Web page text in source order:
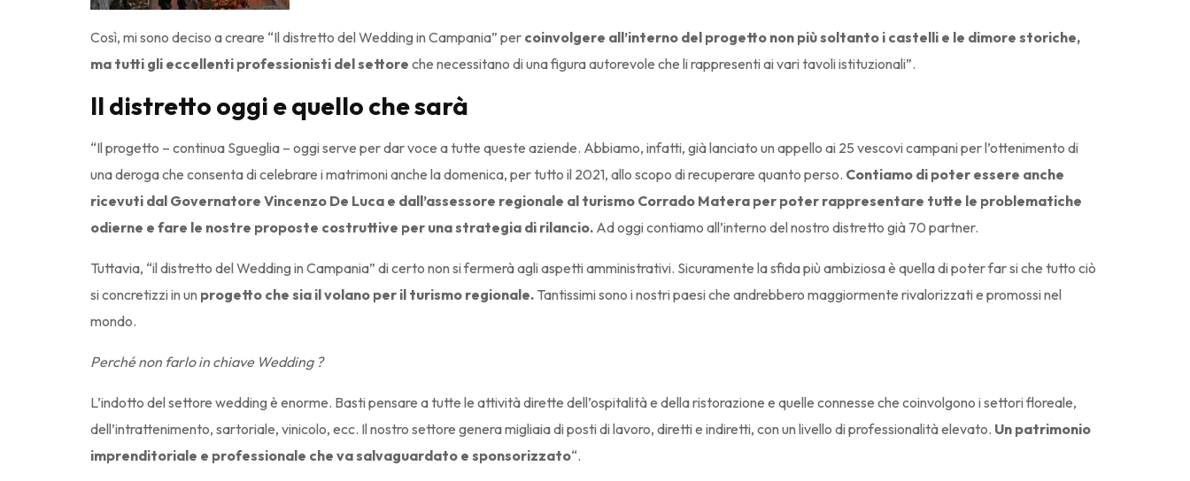
Così, mi sono deciso a creare “Il distretto del Wedding in Campania” per coinvolgere all’interno del progetto non più soltanto i castelli e le dimore storiche,
ma tutti gli eccellenti professionisti del settore che necessitano di una figura autorevole che li rappresenti ai vari tavoli istituzionali”.
Il distretto oggi e quello che sarà
“Il progetto – continua Sgueglia – oggi serve per dar voce a tutte queste aziende. Abbiamo, infatti, già lanciato un appello ai 25 vescovi campani per l’ottenimento di
una deroga che consenta di celebrare i matrimoni anche la domenica, per tutto il 2021, allo scopo di recuperare quanto perso. Contiamo di poter essere anche
ricevuti dal Governatore Vincenzo De Luca e dall’assessore regionale al turismo Corrado Matera per poter rappresentare tutte le problematiche
odierne e fare le nostre proposte costruttive per una strategia di rilancio. Ad oggi contiamo all’interno del nostro distretto già 70 partner.
Tuttavia, “il distretto del Wedding in Campania” di certo non si fermerà agli aspetti amministrativi. Sicuramente la sfida più ambiziosa è quella di poter far si che tutto ciò
si concretizzi in un progetto che sia il volano per il turismo regionale. Tantissimi sono i nostri paesi che andrebbero maggiormente rivalorizzati e promossi nel
mondo.
Perché non farlo in chiave Wedding ?
L’indotto del settore wedding è enorme. Basti pensare a tutte le attività dirette dell’ospitalità e della ristorazione e quelle connesse che coinvolgono i settori floreale,
dell’intrattenimento, sartoriale, vinicolo, ecc. Il nostro settore genera migliaia di posti di lavoro, diretti e indiretti, con un livello di professionalità elevato. Un patrimonio
imprenditoriale e professionale che va salvaguardato e sponsorizzato“.